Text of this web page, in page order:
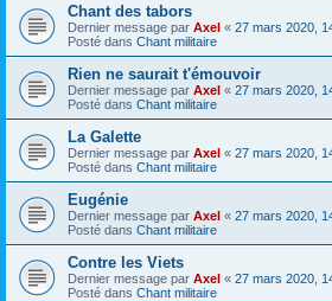
Chant des tabors
Dernier message par Axel « 27 mars 2020,
Posté dans Chant militaire
Rien ne saurait t'émouvoir
Dernier message par Axel « 27 mars 2020,
Posté dans Chant militaire
La Galette
Dernier message par Axel « 27 mars 2020,
Posté dans Chant militaire
Eugénie
Dernier message par Axel « 27 mars 2020,
Posté dans Chant militaire
Contre les Viets
Dernier message par Axel « 27 mars 2020,
Posté dans Chant militaire